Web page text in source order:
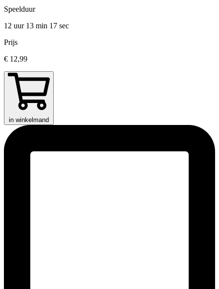
Speelduur
12 uur 13 min 17 sec
Prijs
€ 12,99
in winkelmand